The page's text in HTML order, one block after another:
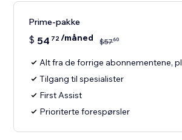
Prime-pakke
$ 54 72/måned $5760
Alt fra de forrige abonnementene,
Tilgang til spesialister
First Assist
Prioriterte forespørsler